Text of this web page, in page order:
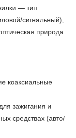
— тип
сигнальный),
природа
коаксиальные
зажигания и
средствах (авто/